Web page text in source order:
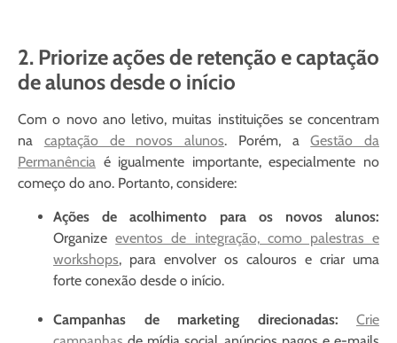
2. Priorize ações de retenção e captação
de alunos desde o início
Com o novo ano letivo, muitas instituições se concentram
na captação de novos alunos. Porém, aGestão da
Permanência é igualmente importante, especialmente no
começo do ano. Portanto, considere:
Ações de acolhimento para os novos alunos:
Organizeeventos de integração, como palestras e
workshops, para envolver os calouros e criar uma
forte conexão desde o início.
Campanhas de marketing direcionadas:
Crie